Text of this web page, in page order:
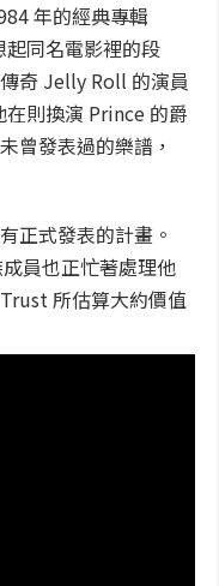
年的經典專輯
起同名電影裡的段
奇 Jelly Roll 的演員
則換演 Prince 的爵
曾發表過的樂譜，
正式發表的計畫。
員也正忙著處理他
所估算大約價值